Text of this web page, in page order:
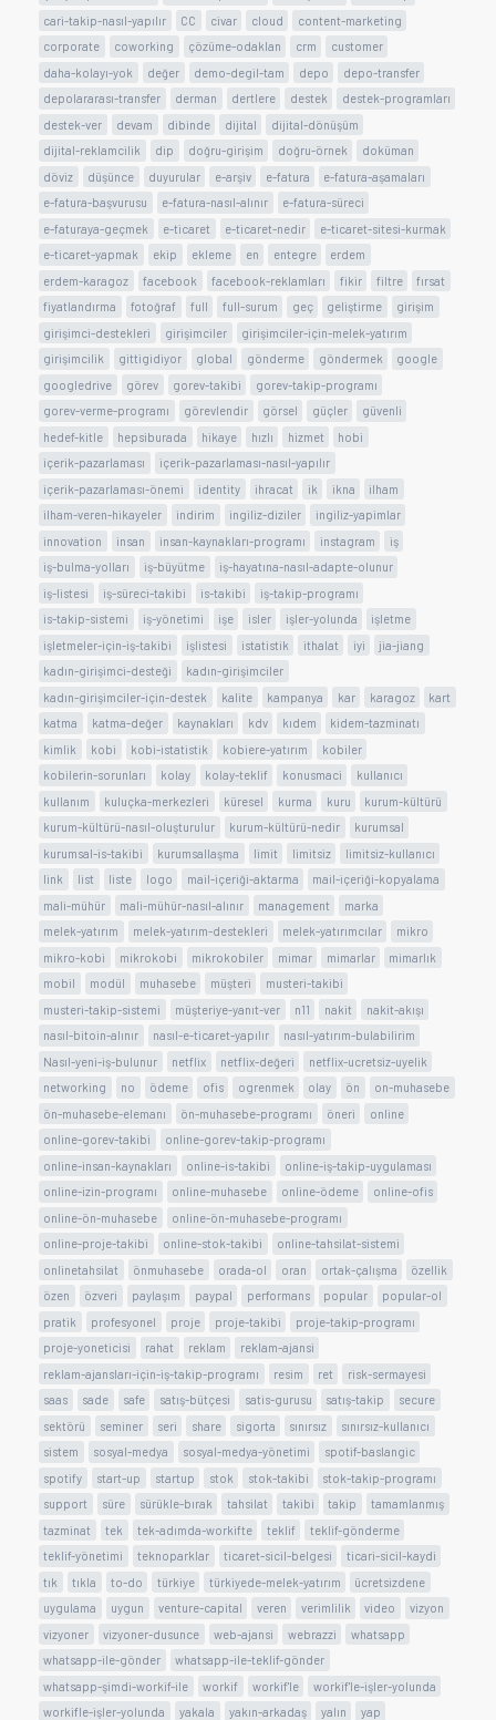
cari-takip-nasıl-yapılır
CC civar cloud
content-marketing
corporate
coworking çözüme-odaklan crm
customer
daha-kolayı-yok
değer demo-degil-tam depo
depo-transfer
depolararası-transfer
derman dertlere destek
destek-programları
destek-ver
devam dibinde dijital
dijital-dönüşüm
dijital-reklamcilik
dip doğru-girişim doğru-örnek
doküman
döviz
düşünce duyurular e-arşiv e-fatura
e-fatura-aşamaları
e-fatura-başvurusu
e-fatura-nasıl-alınır
e-fatura-süreci
e-faturaya-geçmek
e-ticaret e-ticaret-nedir
e-ticaret-sitesi-kurmak
e-ticaret-yapmak
ekip ekleme en entegre
erdem
erdem-karagoz
facebook facebook-reklamları fikir filtre
fırsat
fiyatlandırma
fotoğraf full full-surum geç geliştirme
girişim
girişimci-destekleri
girişimciler
girişimciler-için-melek-yatırım
girişimcilik
gittigidiyor global gönderme göndermek
google
googledrive
görev gorev-takibi
gorev-takip-programı
gorev-verme-programı
görevlendir görsel güçler
güvenli
hedef-kitle
hepsiburada hikaye hızlı hizmet
hobi
içerik-pazarlaması
içerik-pazarlaması-nasıl-yapılır
içerik-pazarlaması-önemi
identity ihracat ik ikna
ilham
ilham-veren-hikayeler
indirim ingiliz-diziler
ingiliz-yapimlar
innovation
insan insan-kaynakları-programı instagram
iş
iş-bulma-yolları
iş-büyütme
iş-hayatına-nasıl-adapte-olunur
iş-listesi
iş-süreci-takibi is-takibi
iş-takip-programı
is-takip-sistemi
iş-yönetimi işe isler işler-yolunda
işletme
işletmeler-için-iş-takibi
işlistesi istatistik ithalat iyi
jia-jiang
kadın-girişimci-desteği
kadın-girişimciler
kadın-girişimciler-için-destek
kalite kampanya kar karagoz
kart
katma
katma-değer kaynakları kdv kıdem
kidem-tazminatı
kimlik
kobi kobi-istatistik kobiere-yatırım
kobiler
kobilerin-sorunları
kolay kolay-teklif konusmaci
kullanıcı
kullanım
kuluçka-merkezleri küresel kurma kuru
kurum-kültürü
kurum-kültürü-nasıl-oluşturulur
kurum-kültürü-nedir
kurumsal
kurumsal-is-takibi
kurumsallaşma limit limitsiz
limitsiz-kullanıcı
link
list liste logo mail-içeriği-aktarma
mail-içeriği-kopyalama
mali-mühür
mali-mühür-nasıl-alınır management
marka
melek-yatırım
melek-yatırım-destekleri melek-yatırımcılar
mikro
mikro-kobi
mikrokobi mikrokobiler mimar mimarlar
mimarlık
mobil
modül muhasebe müşteri
musteri-takibi
musteri-takip-sistemi
müşteriye-yanıt-ver n11 nakit
nakit-akışı
nasıl-bitoin-alınır
nasıl-e-ticaret-yapılır
nasıl-yatırım-bulabilirim
Nasıl-yeni-iş-bulunur
netflix netflix-değeri
netflix-ucretsiz-uyelik
networking
no ödeme ofis ogrenmek olay ön
on-muhasebe
ön-muhasebe-elemanı
ön-muhasebe-programı öneri
online
online-gorev-takibi
online-gorev-takip-programı
online-insan-kaynakları
online-is-takibi
online-iş-takip-uygulaması
online-izin-programı
online-muhasebe online-ödeme
online-ofis
online-ön-muhasebe
online-ön-muhasebe-programı
online-proje-takibi
online-stok-takibi
online-tahsilat-sistemi
onlinetahsilat
önmuhasebe orada-ol oran ortak-çalışma
özellik
özen
özveri paylaşım paypal performans popular
popular-ol
pratik
profesyonel proje proje-takibi
proje-takip-programı
proje-yoneticisi
rahat reklam
reklam-ajansi
reklam-ajansları-için-iş-takip-programı
resim ret
risk-sermayesi
saas
sade safe satış-bütçesi satis-gurusu satış-takip
secure
sektörü
seminer seri share sigorta sınırsız
sınırsız-kullanıcı
sistem
sosyal-medya sosyal-medya-yönetimi
spotif-baslangic
spotify
start-up startup stok stok-takibi
stok-takip-programı
support
süre sürükle-bırak tahsilat takibi takip
tamamlanmış
tazminat
tek tek-adımda-workifte teklif
teklif-gönderme
teklif-yönetimi
teknoparklar ticaret-sicil-belgesi
ticari-sicil-kaydi
tık
tıkla to-do türkiye türkiyede-melek-yatırım
ücretsizdene
uygulama
uygun venture-capital veren verimlilik video
vizyon
vizyoner
vizyoner-dusunce web-ajansi webrazzi
whatsapp
whatsapp-ile-gönder
whatsapp-ile-teklif-gönder
whatsapp-şimdi-workif-ile
workif workif'le
workif'le-işler-yolunda
workifle-işler-yolunda
yakala yakın-arkadaş yalın
yap